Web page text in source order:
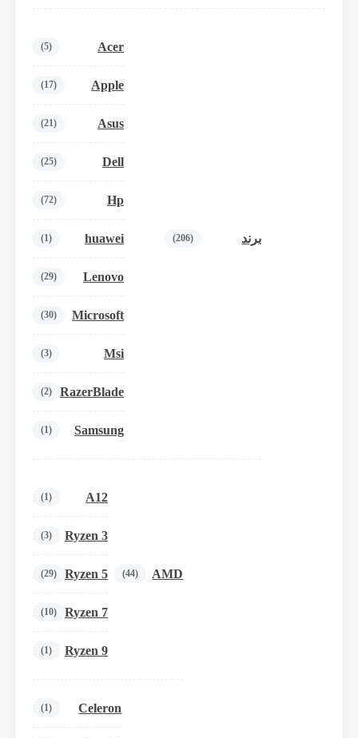
برند (206)
Acer
(5)
Apple
(17)
Asus
(21)
Dell
(25)
Hp
(72)
huawei
(1)
Lenovo
(29)
Microsoft
(30)
Msi
(3)
RazerBlade
(2)
Samsung
(1)
AMD
(44)
A12
(1)
Ryzen 3
(3)
Ryzen 5
(29)
Ryzen 7
(10)
Ryzen 9
(1)
Celeron
(1)